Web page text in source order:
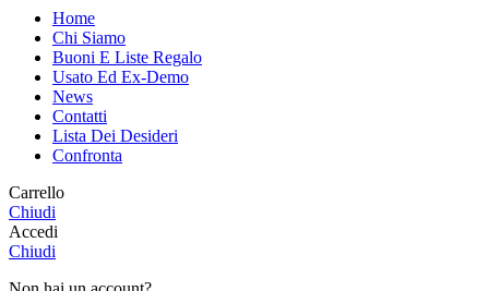
Home
Chi Siamo
Buoni E Liste Regalo
Usato Ed Ex-Demo
News
Contatti
Lista Dei Desideri
Confronta
Carrello
Chiudi
Accedi
Chiudi